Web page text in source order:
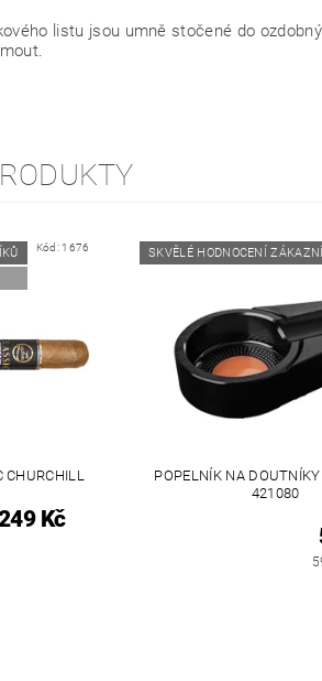
listu jsou umně stočené do
Kód: 1676
CHURCHILL
Kč
SKVĚLÉ HODNOCENÍ
POPELNÍK NA
421080